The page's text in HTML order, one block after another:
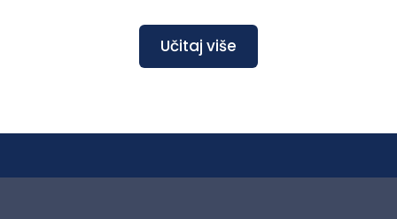
Učitaj više